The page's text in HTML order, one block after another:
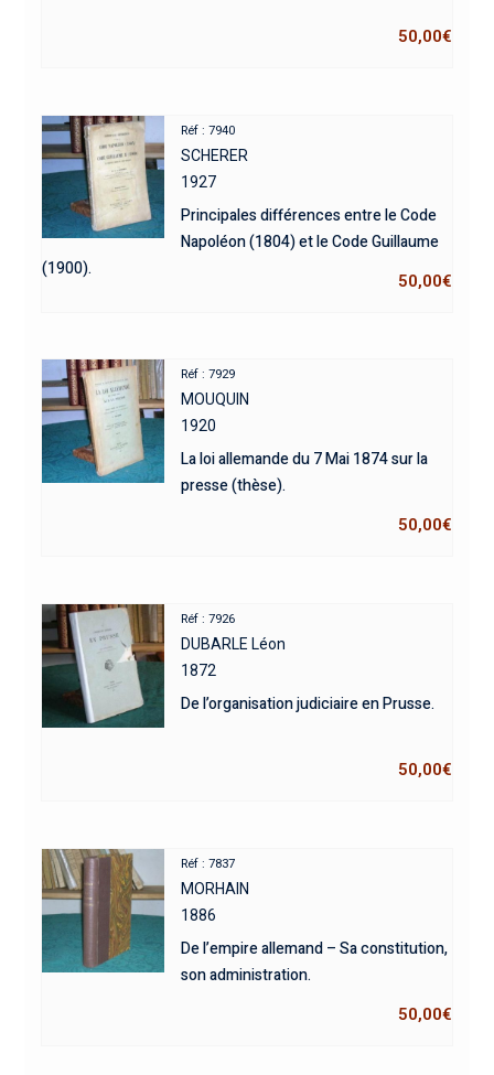
50,00€
Réf : 7940
SCHERER
1927
Principales différences entre le Code
Napoléon (1804) et le Code Guillaume
(1900).
50,00€
Réf : 7929
MOUQUIN
1920
La loi allemande du 7 Mai 1874 sur la
presse (thèse).
50,00€
Réf : 7926
DUBARLE Léon
1872
De l’organisation judiciaire en Prusse.
50,00€
Réf : 7837
MORHAIN
1886
De l’empire allemand – Sa constitution,
son administration.
50,00€